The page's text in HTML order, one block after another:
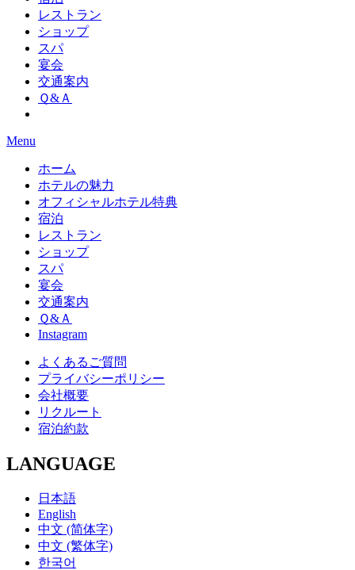
レストラン
ショップ
スパ
宴会
交通案内
Ｑ&Ａ
Menu
ホーム
ホテルの魅力
オフィシャルホテル特典
宿泊
レストラン
ショップ
スパ
宴会
交通案内
Ｑ&Ａ
Instagram
よくあるご質問
プライバシーポリシー
会社概要
リクルート
宿泊約款
LANGUAGE
日本語
English
中文 (简体字)
中文 (繁体字)
한국어